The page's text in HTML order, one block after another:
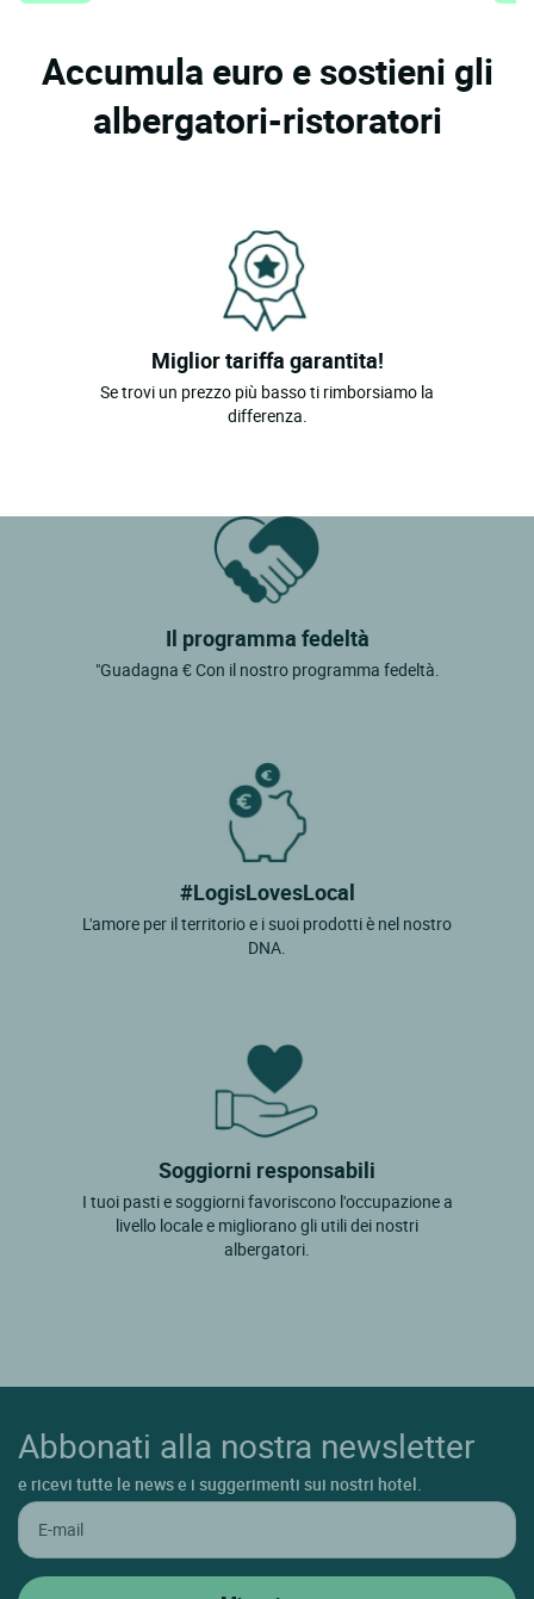
Accumula euro e sostieni gli
albergatori-ristoratori
Miglior tariffa garantita!
Se trovi un prezzo più basso ti rimborsiamo la
differenza.
Il programma fedeltà
"Guadagna € Con il nostro programma fedeltà.
#LogisLovesLocal
L'amore per il territorio e i suoi prodotti è nel nostro
DNA.
Soggiorni responsabili
I tuoi pasti e soggiorni favoriscono l'occupazione a
livello locale e migliorano gli utili dei nostri
albergatori.
Abbonati alla nostra newsletter
e ricevi tutte le news e i suggerimenti sui nostri hotel.